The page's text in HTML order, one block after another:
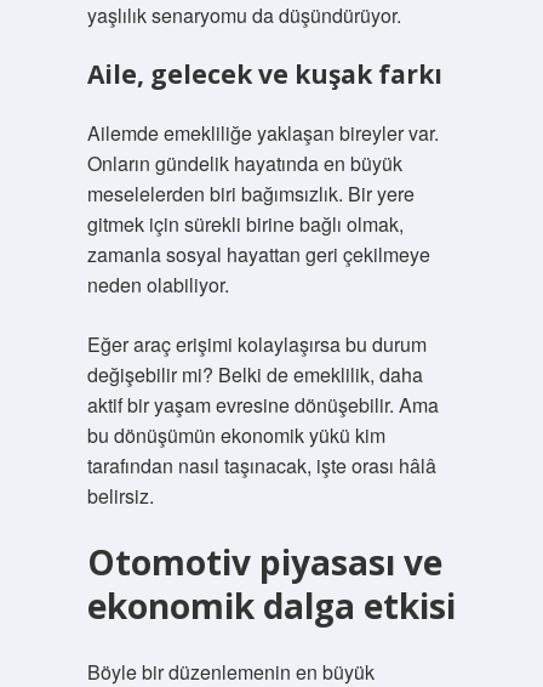
yaşlılık senaryomu da düşündürüyor.
Aile, gelecek ve kuşak farkı
Ailemde emekliliğe yaklaşan bireyler var.
Onların gündelik hayatında en büyük
meselelerden biri bağımsızlık. Bir yere
gitmek için sürekli birine bağlı olmak,
zamanla sosyal hayattan geri çekilmeye
neden olabiliyor.
Eğer araç erişimi kolaylaşırsa bu durum
değişebilir mi? Belki de emeklilik, daha
aktif bir yaşam evresine dönüşebilir. Ama
bu dönüşümün ekonomik yükü kim
tarafından nasıl taşınacak, işte orası hâlâ
belirsiz.
Otomotiv piyasası ve
ekonomik dalga etkisi
Böyle bir düzenlemenin en büyük